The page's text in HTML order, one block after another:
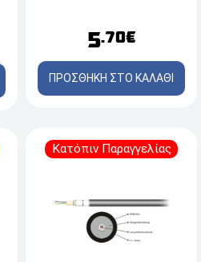
5.70€
ΠΡΟΣΘΗΚΗ ΣΤΟ ΚΑΛΑΘΙ
Κατόπιν Παραγγελίας